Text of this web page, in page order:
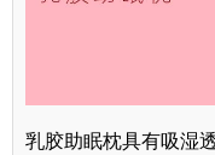
乳胶助眠枕具有吸湿